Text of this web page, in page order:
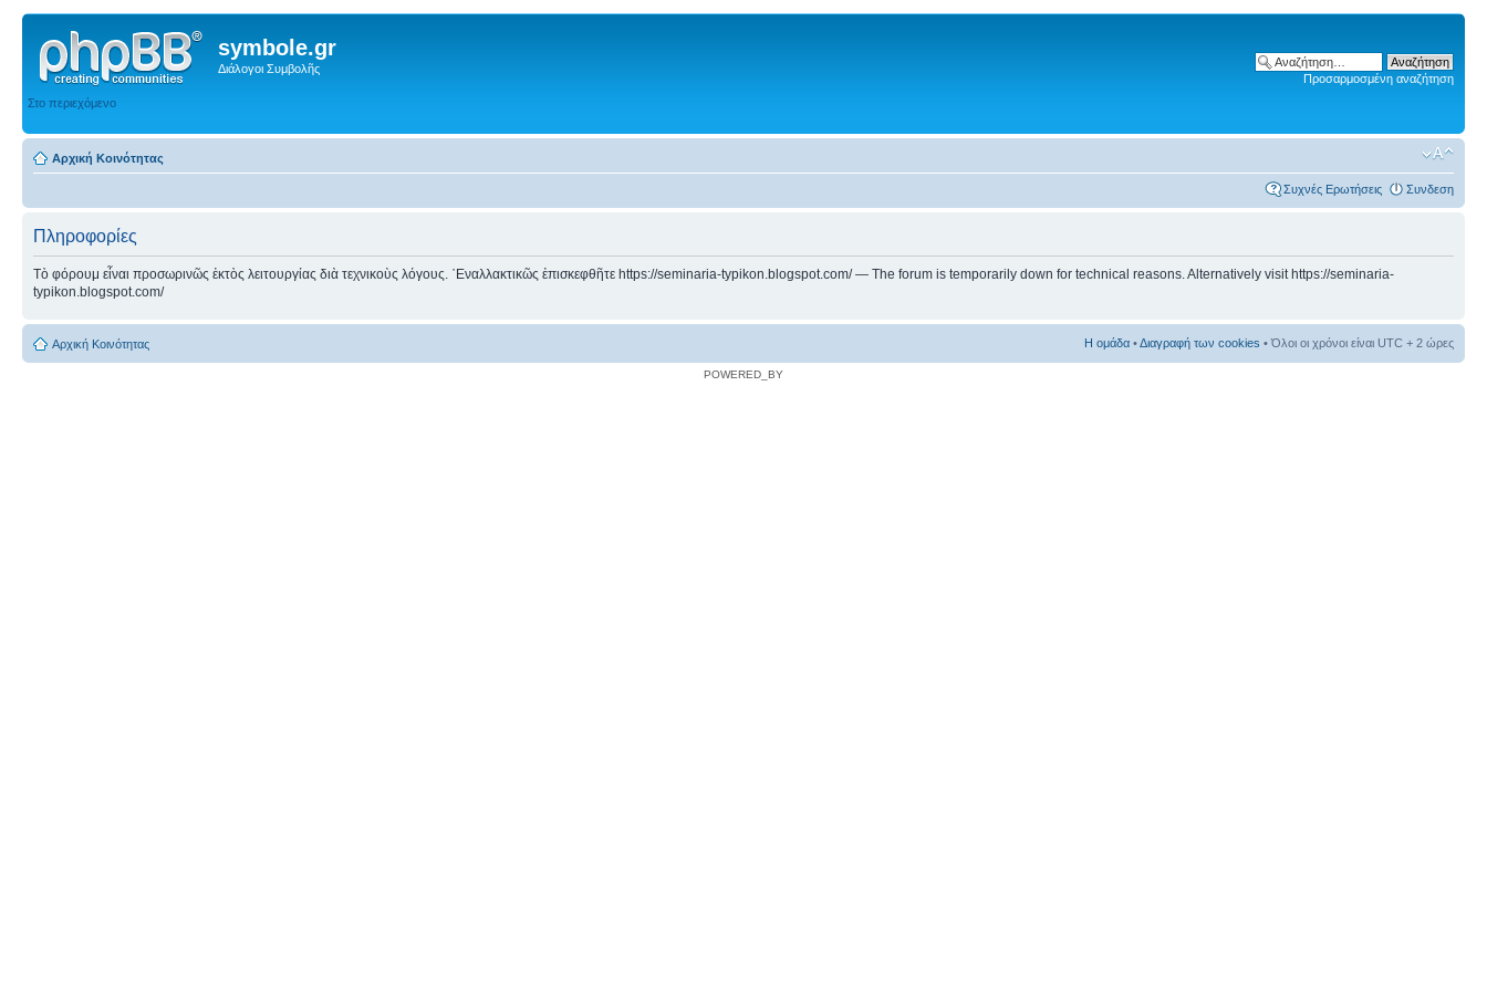
symbole.gr
Διάλογοι Συμβολῆς
Στο περιεχόμενο
Προσαρμοσμένη αναζήτηση
Αρχική Κοινότητας
Συχνές Ερωτήσεις Συνδεση
Πληροφορίες
Τὸ φόρουμ εἶναι προσωρινῶς ἐκτὸς λειτουργίας διὰ τεχνικοὺς λόγους. ᾿Εναλλακτικῶς ἐπισκεφθῆτε https://seminaria-typikon.blogspot.com/ — The forum is temporarily down for technical reasons. Alternatively visit https://seminaria-
typikon.blogspot.com/
Αρχική Κοινότητας Η ομάδα •Διαγραφή των cookies • Όλοι οι χρόνοι είναι UTC + 2 ώρες
POWERED_BY